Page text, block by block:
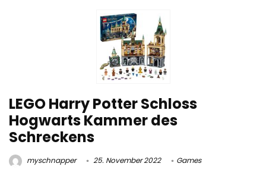
LEGO Harry Potter Schloss
Hogwarts Kammer des
Schreckens
myschnapper 25. November 2022 Games